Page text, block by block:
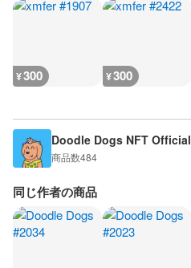
¥300 ¥300
Doodle Dogs NFT Official
商品数484
同じ作者の商品